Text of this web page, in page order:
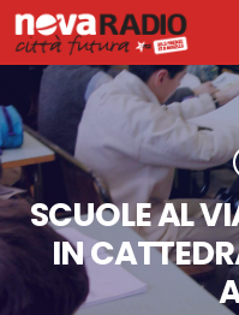
SCUOLE AL
IN